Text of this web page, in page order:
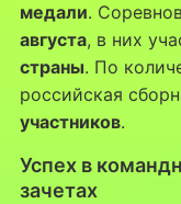
медали.
августа, в них
страны. По
российская
участников.
Успех в
зачетах